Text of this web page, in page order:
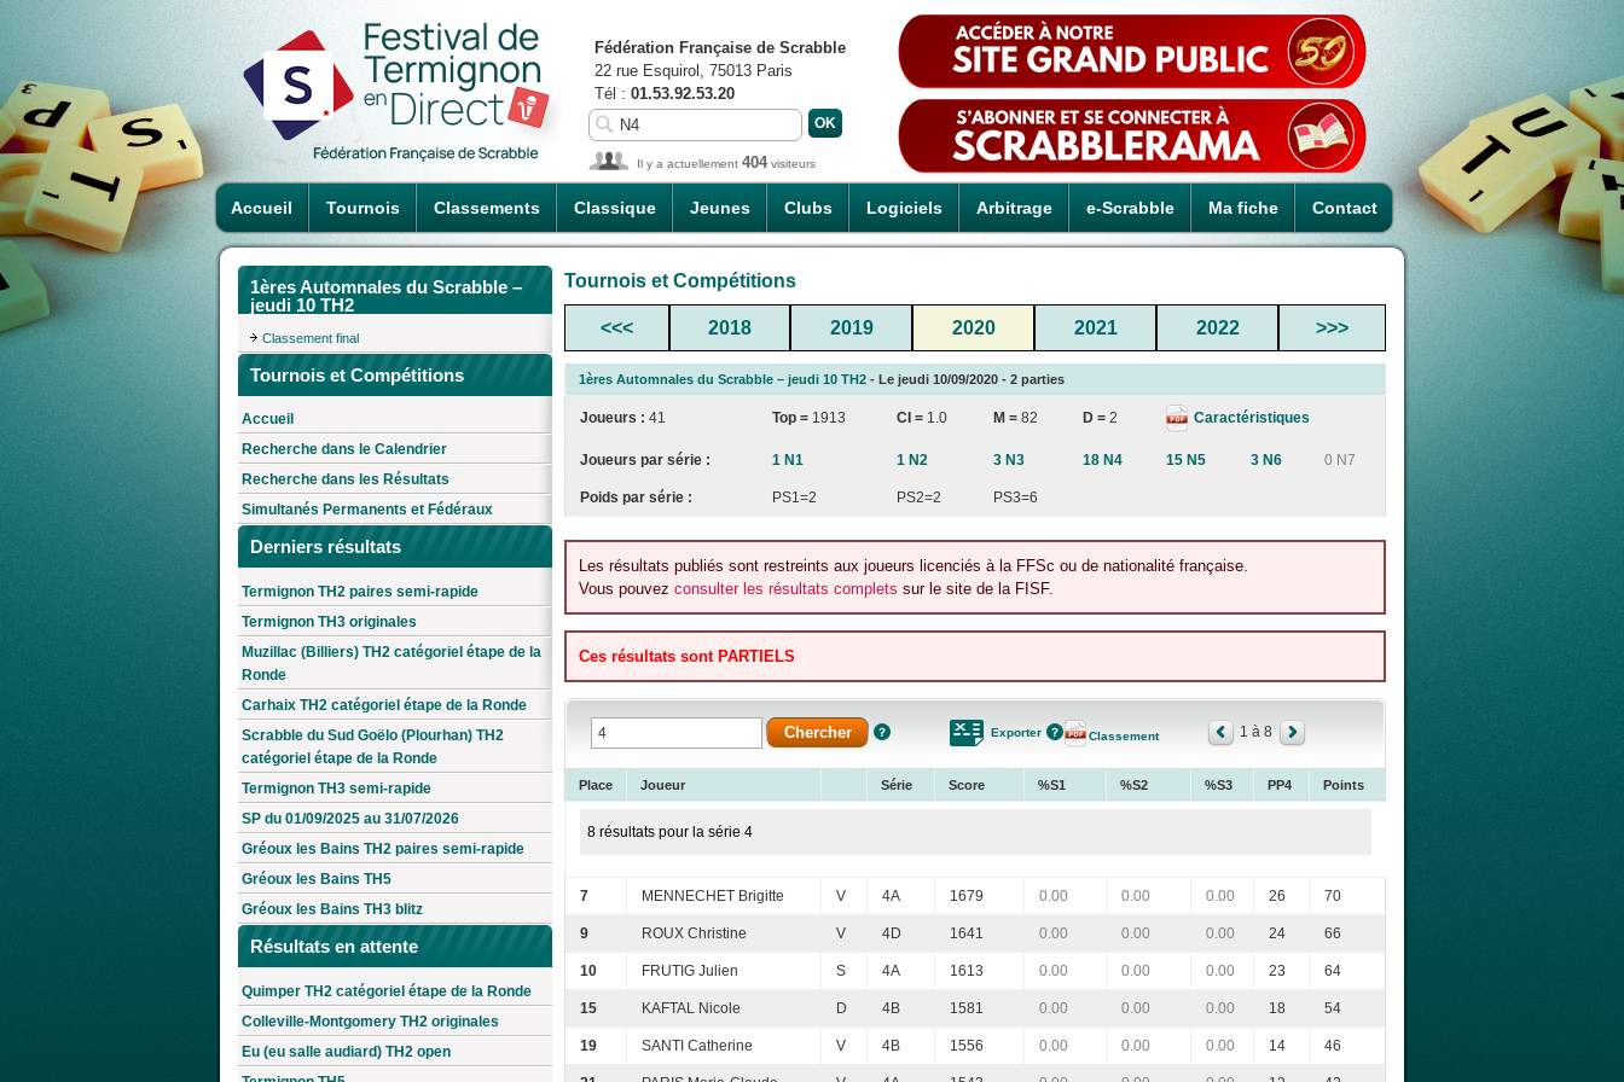
Accueil Tournois Classements Classique Jeunes Clubs Logiciels Arbitrage e-Scrabble Ma fiche Contact
Fédération Française de Scrabble
22 rue Esquirol, 75013 Paris
Tél : 01.53.92.53.20
Il y a actuellement 404visiteurs
1ères Automnales du Scrabble –
jeudi 10 TH2
Classement final
Tournois et Compétitions
Accueil
Recherche dans le Calendrier
Recherche dans les Résultats
Simultanés Permanents et Fédéraux
Derniers résultats
Termignon TH2 paires semi-rapide
Termignon TH3 originales
Muzillac (Billiers) TH2 catégoriel étape de la
Ronde
Carhaix TH2 catégoriel étape de la Ronde
Scrabble du Sud Goëlo (Plourhan) TH2
catégoriel étape de la Ronde
Termignon TH3 semi-rapide
SP du 01/09/2025 au 31/07/2026
Gréoux les Bains TH2 paires semi-rapide
Gréoux les Bains TH5
Gréoux les Bains TH3 blitz
Résultats en attente
Quimper TH2 catégoriel étape de la Ronde
Colleville-Montgomery TH2 originales
Eu (eu salle audiard) TH2 open
Tournois et Compétitions
<<< 2018 2019 2020 2021 2022 >>>
1ères Automnales du Scrabble – jeudi 10 TH2 - Le jeudi 10/09/2020 - 2 parties
Joueurs : 41 Top = 1913 CI = 1.0 M = 82 D = 2 Caractéristiques
Joueurs par série : 1 N1 1 N2 3 N3 18 N4 15 N5 3 N6 0 N7
Poids par série : PS1=2 PS2=2 PS3=6
Les résultats publiés sont restreints aux joueurs licenciés à la FFSc ou de nationalité française.
Vous pouvez consulter les résultats complets sur le site de la FISF.
Ces résultats sont PARTIELS
Exporter Classement 1 à 8
Place Joueur Série Score %S1 %S2 %S3 PP4 Points
8 résultats pour la série 4
7 MENNECHET Brigitte V 4A 1679 0.00 0.00 0.00 26 70
9 ROUX Christine V 4D 1641 0.00 0.00 0.00 24 66
10 FRUTIG Julien S 4A 1613 0.00 0.00 0.00 23 64
15 KAFTAL Nicole D 4B 1581 0.00 0.00 0.00 18 54
19 SANTI Catherine V 4B 1556 0.00 0.00 0.00 14 46